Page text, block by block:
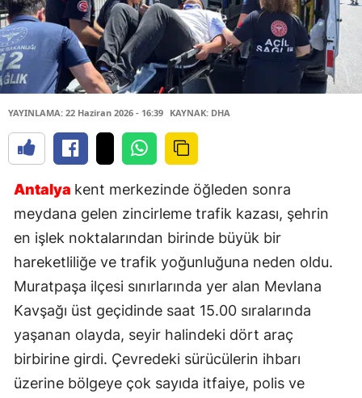
YAYINLAMA: 22 Haziran 2026 - 16:39 KAYNAK: DHA
Antalya kent merkezinde öğleden sonra
meydana gelen zincirleme trafik kazası, şehrin
en işlek noktalarından birinde büyük bir
hareketliliğe ve trafik yoğunluğuna neden oldu.
Muratpaşa ilçesi sınırlarında yer alan Mevlana
Kavşağı üst geçidinde saat 15.00 sıralarında
yaşanan olayda, seyir halindeki dört araç
birbirine girdi. Çevredeki sürücülerin ihbarı
üzerine bölgeye çok sayıda itfaiye, polis ve